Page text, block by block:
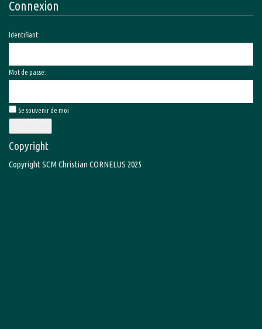
Connexion
Identifiant:
Mot de passe:
Se souvenir de moi
Copyright
Copyright SCM Christian CORNELUS 2025